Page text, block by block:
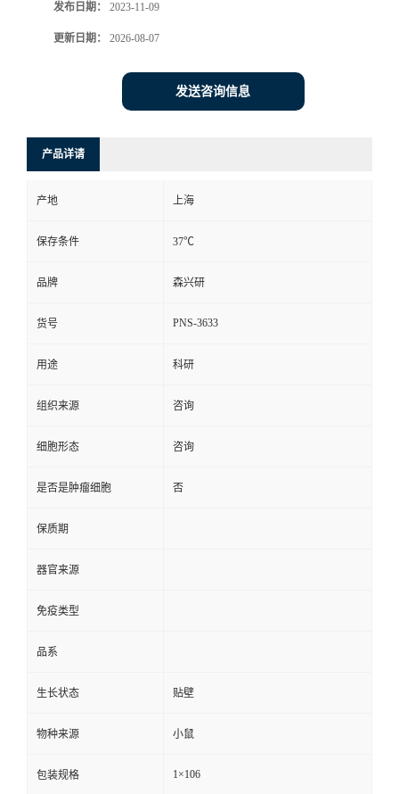
发布日期： 2023-11-09
更新日期： 2026-08-07
发送咨询信息
产品详请
产地 上海
保存条件 37℃
品牌 森兴研
货号 PNS-3633
用途 科研
组织来源 咨询
细胞形态 咨询
是否是肿瘤细胞 否
保质期
器官来源
免疫类型
品系
生长状态 贴壁
物种来源 小鼠
包装规格 1×106